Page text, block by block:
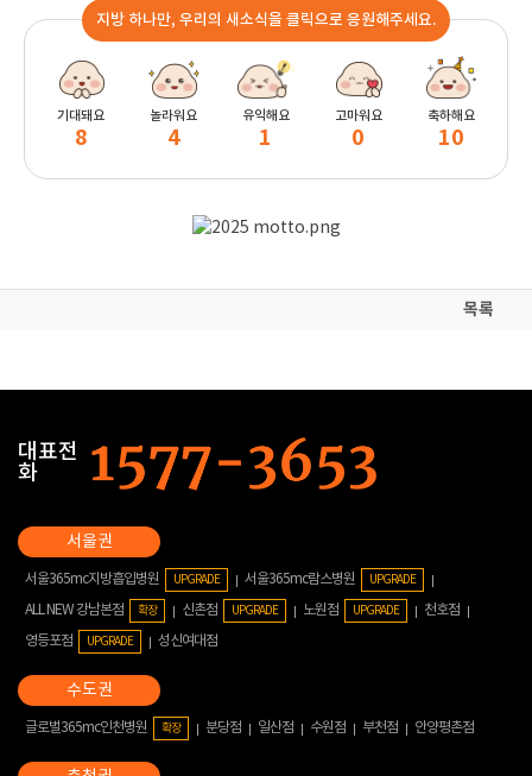
지방 하나만, 우리의 새소식을 클릭으로 응원해주세요.
기대돼요
8
놀라워요
4
유익해요
1
고마워요
0
축하해요
10
목록
대표전
화
서울365mc지방흡입병원 UPGRADE 서울365mc람스병원 UPGRADE
ALL NEW 강남본점 확장 신촌점 UPGRADE 노원점 UPGRADE
천호점
영등포점
UPGRADE 성신여대점
글로벌365mc인천병원 확장 분당점 일산점 수원점 부천점 안양평촌점